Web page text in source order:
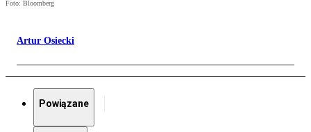
Foto: Bloomberg
Artur Osiecki
Powiązane